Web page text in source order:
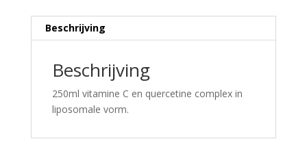
Beschrijving
Beschrijving
250ml vitamine C en quercetine complex in
liposomale vorm.